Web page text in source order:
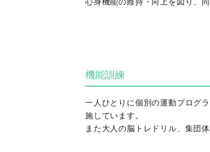
心身機能の維持・向上を図り、
機能訓練
一人ひとりに個別の運動プログ
施しています。
また大人の脳トレドリル、集団